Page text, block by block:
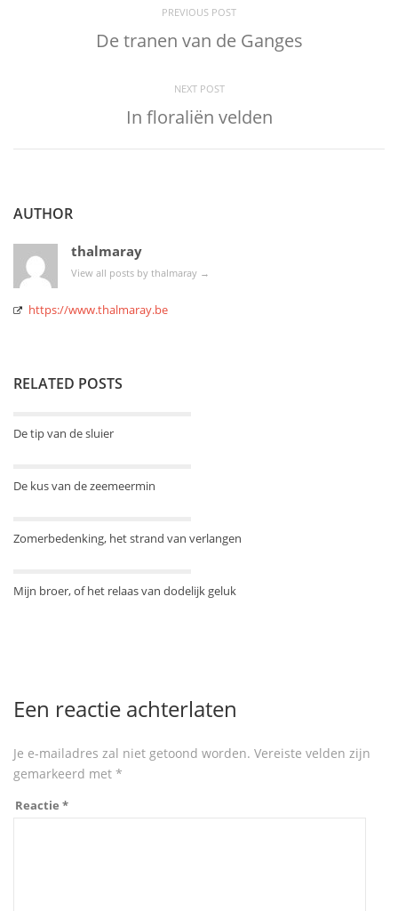
PREVIOUS POST
De tranen van de Ganges
NEXT POST
In floraliën velden
AUTHOR
thalmaray
View all posts by thalmaray →
https://www.thalmaray.be
RELATED POSTS
De tip van de sluier
De kus van de zeemeermin
Zomerbedenking, het strand van verlangen
Mijn broer, of het relaas van dodelijk geluk
Een reactie achterlaten
Je e-mailadres zal niet getoond worden. Vereiste velden zijn
gemarkeerd met *
Reactie *